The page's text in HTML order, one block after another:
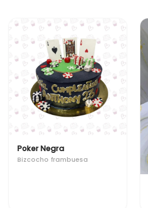
Poker Negra
Bizcocho frambuesa